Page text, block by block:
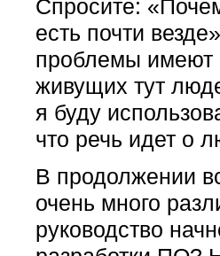
Спросите:
есть почти
проблемы имеют
живущих тут
я буду
что речь идет о
В продолжении
очень много
руководство